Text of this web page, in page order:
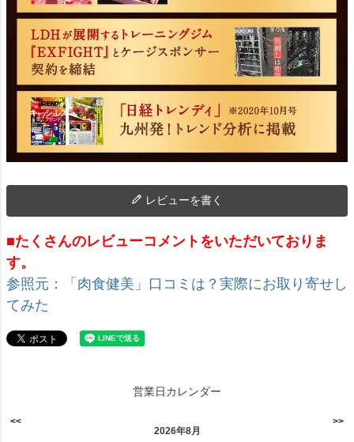
レビューを書く
■たくさんのレビューコメントをいただいておりま
す。
参照元：「肉食健美」口コミは？実際にお取り寄せし
てみた
営業日カレンダー
2026年8月